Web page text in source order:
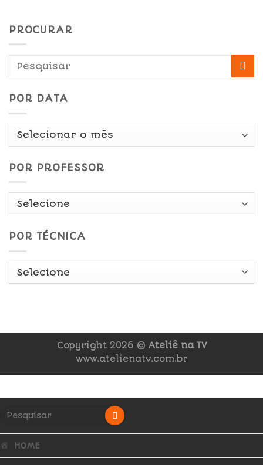
PROCURAR
POR DATA
Por
POR PROFESSOR
POR TÉCNICA
Copyright 2026 © Ateliê na TV
www.atelienatv.com.br
HOME